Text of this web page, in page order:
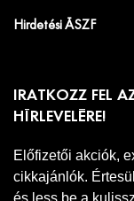
Hirdetési ÁSZF
IRATKOZZ FEL
HÍRLEVELÉRE!
Előfizetői akciók,
cikkajánlók.